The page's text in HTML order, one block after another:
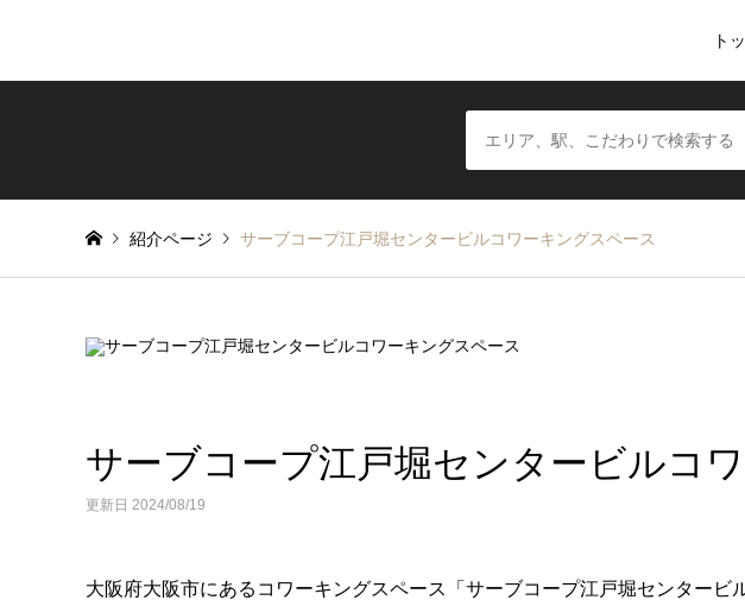
ト
紹介ページ サーブコープ江戸堀センタービルコワーキングスペース
サーブコープ江戸堀センタービルコ
更新日 2024/08/19
大阪府大阪市にあるコワーキングスペース「サーブコープ江戸堀センタービ